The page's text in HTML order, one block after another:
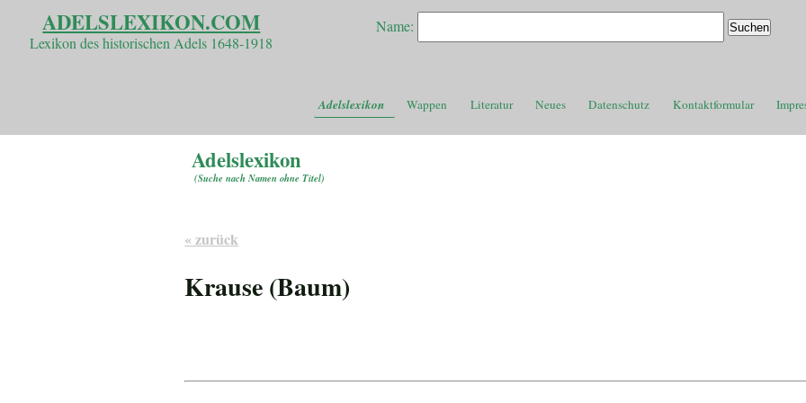
ADELSLEXIKON.COM
Lexikon des historischen Adels 1648-1918
Name:
Adelslexikon Wappen Literatur Neues Datenschutz Kontaktformular
Adelslexikon
(Suche nach Namen ohne Titel)
« zurück
Krause (Baum)